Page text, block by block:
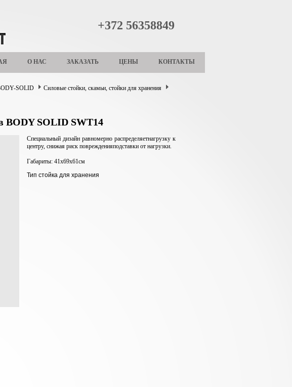
+372 56358849
О НАС ЗАКАЗАТЬ ЦЕНЫ КОНТАКТЫ
SOLID
Силовые стойки, скамьи, стойки для хранения
BODY SOLID SWT14
Специальный дизайн равномерно распределяетнагрузку к
центру, снижая риск поврежденияподставки от нагрузки.
Габариты: 41х69х61см
Тип стойка для хранения